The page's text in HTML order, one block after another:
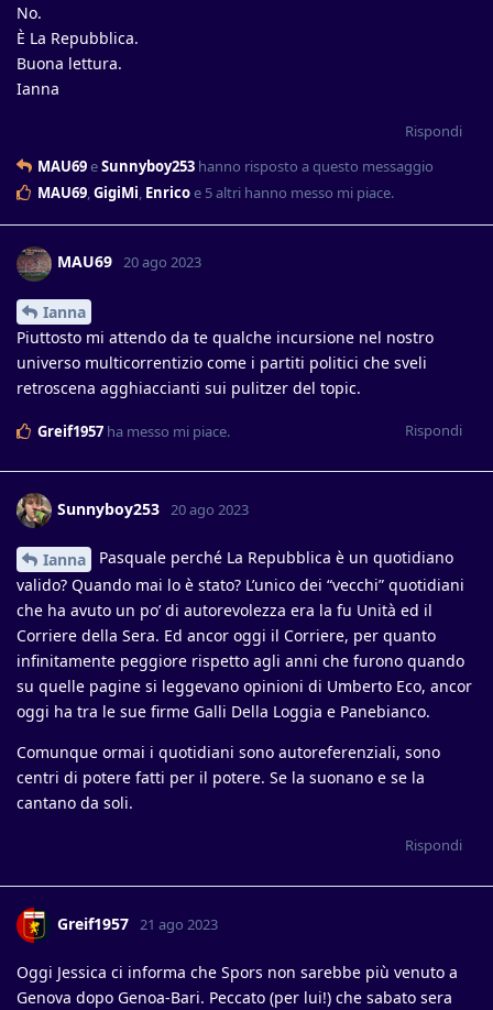
No.
È La Repubblica.
Buona lettura.
Ianna
Rispondi
MAU69eSunnyboy253 hanno risposto a questo messaggio
MAU69 GigiMi Enricoe 5altri hanno messo mi piace.
MAU69 20 ago 2023
Ianna
Piuttosto mi attendo da te qualche incursione nel nostro
universo multicorrentizio come i partiti politici che sveli
retroscena agghiaccianti sui pulitzer del topic.
Rispondi
Greif1957 ha messo mi piace.
Sunnyboy253 20 ago 2023
Ianna
Pasquale perché La Repubblica è un quotidiano
valido? Quando mai lo è stato? L’unico dei “vecchi” quotidiani
che ha avuto un po’ di autorevolezza era la fu Unità ed il
Corriere della Sera. Ed ancor oggi il Corriere, per quanto
infinitamente peggiore rispetto agli anni che furono quando
su quelle pagine si leggevano opinioni di Umberto Eco, ancor
oggi ha tra le sue firme Galli Della Loggia e Panebianco.
Comunque ormai i quotidiani sono autoreferenziali, sono
centri di potere fatti per il potere. Se la suonano e se la
cantano da soli.
Rispondi
Greif1957 21 ago 2023
Oggi Jessica ci informa che Spors non sarebbe più venuto a
Genova dopo Genoa-Bari. Peccato (per lui!) che sabato sera